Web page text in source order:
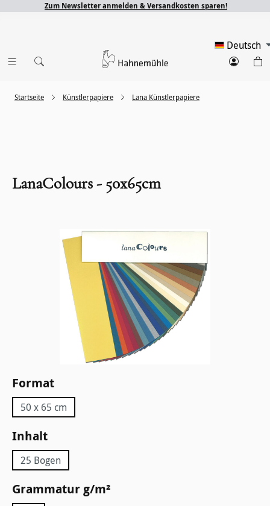
Zum Newsletter anmelden & Versandkosten sparen!
Deutsch
Lana Künstlerpapiere
Künstlerpapiere
Startseite
LanaColours - 50x65cm
Bildergalerie überspringen
Formatauswählen
50 x 65 cm
Inhaltauswählen
25 Bogen
Grammatur g/m²